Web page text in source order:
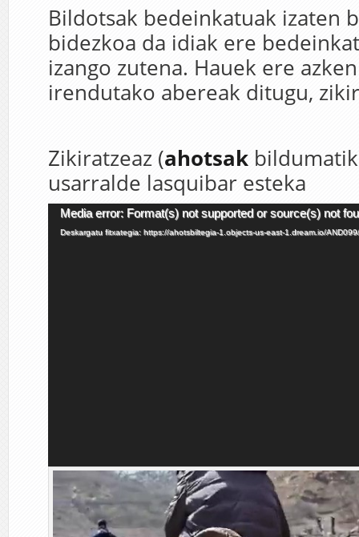
Bildotsak bedeinkatuak izaten
bidezkoa da idiak ere
izango zutena. Hauek ere
irendutako abereak ditugu,
Zikiratzeaz (ahotsak
usarralde lasquibar esteka
Bideo
erreproduzigailua
Media error: Format(s) not supported or source(s) not
Deskargatu fitxategia: https://ahotsbiltegia-1.objects-us-east-1.dream.io/